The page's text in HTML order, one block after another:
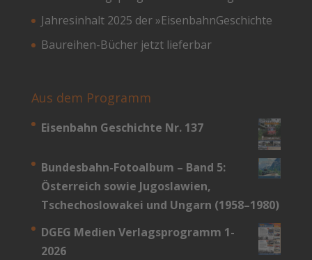
Jahresinhalt 2025 der »EisenbahnGeschichte
Baureihen-Bücher jetzt lieferbar
Aus dem Programm
Eisenbahn Geschichte Nr. 137
Bundesbahn-­Fotoalbum – Band 5:
Österreich sowie Jugoslawien,
Tschechoslowakei und Ungarn (1958–1980)
DGEG Medien Verlagsprogramm 1-
2026